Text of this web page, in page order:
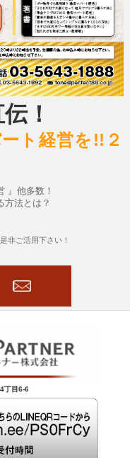
！
ト経営を!!２
』他多数！
方法とは？
非ご活用下さい！
丁目6-6